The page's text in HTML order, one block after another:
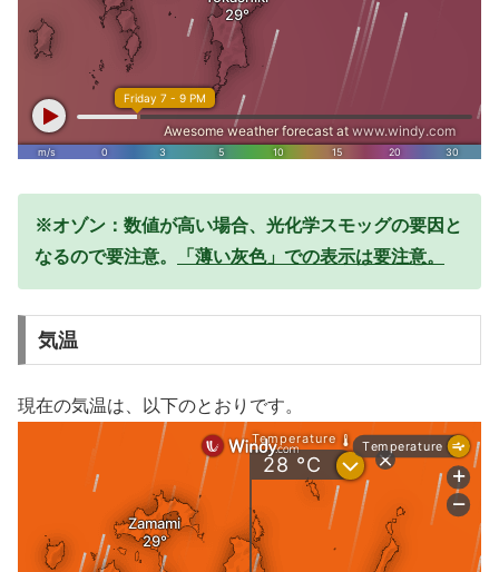
※オゾン：数値が高い場合、光化学スモッグの要因と
なるので要注意。
「薄い灰色」での表示は要注意。
気温
現在の気温は、以下のとおりです。